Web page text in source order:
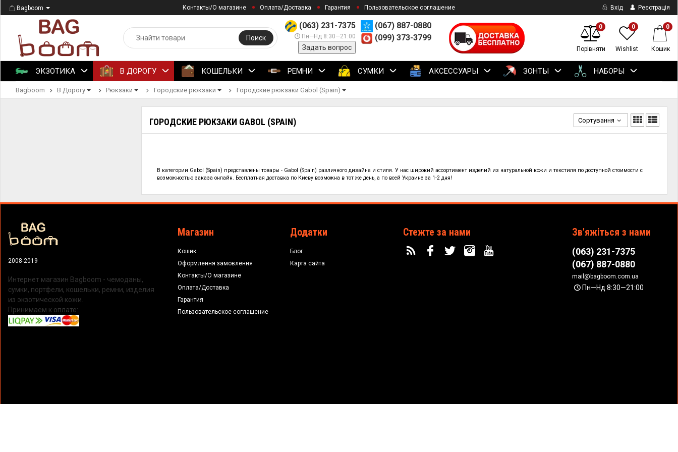
Bagboom Контакты/О магазине Оплата/Доставка Гарантия Пользовательское соглашение Вхід Реєстрація
(063) 231-7375
Пн—Нд 8:30—21:00
Задать вопрос
(067) 887-0880
(099) 373-3799
Поиск
0
Порівняти
0
Wishlist
0
Кошик
ЭКЗОТИКА В ДОРОГУ КОШЕЛЬКИ РЕМНИ СУМКИ АКСЕССУАРЫ ЗОНТЫ НАБОРЫ
Bagboom В Дорогу Рюкзаки Городские рюкзаки Городские рюкзаки Gabol (Spain)
ГОРОДСКИЕ РЮКЗАКИ GABOL (SPAIN) Сортування
В категории Gabol (Spain) представлены товары - Gabol (Spain) различного дизайна и стиля. У нас широкий ассортимент изделий из натуральной кожи и текстиля подоступной стоимости с
возможностью заказа онлайн. Бесплатная доставка по Киеву возможна в тот же день, а по всей Украине за 1-2 дня!
2008-2019
Интернет магазин Bagboom - чемоданы,
сумки, портфели, кошельки, ремни, изделия
из экзотической кожи.
Принимаем к оплате:
Магазин
Кошик
Оформлення замовлення
Контакты/О магазине
Оплата/Доставка
Гарантия
Пользовательское соглашение
Додатки
Блог
Карта сайта
Стежте за нами Зв'яжіться з нами
(063) 231-7375
(067) 887-0880
mail@bagboom.com.ua
Пн—Нд 8:30—21:00